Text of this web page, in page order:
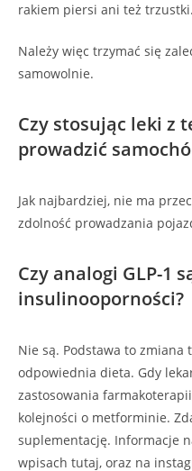
rakiem piersi ani też trzustki.
Należy więc trzymać się
samowolnie.
Czy stosując leki z
prowadzić
Jak najbardziej, nie ma
zdolność prowadzania
Czy analogi GLP-1
insulinooporności?
Nie są. Podstawa to zmiana
odpowiednia dieta. Gdy
zastosowania
kolejności o metforminie.
suplementację. Informacje
wpisach tutaj, oraz na